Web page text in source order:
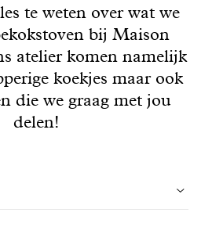
en peperkoek
Cakes
Snoepgoed
te weten over wat we
bij Maison
atelier komen namelijk
koekjes maar ook
die we graag met jou
delen!